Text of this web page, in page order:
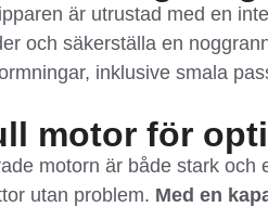
är utrustad med en
och säkerställa en
inklusive smala
motor för
motorn är både stark
utan problem. Med en